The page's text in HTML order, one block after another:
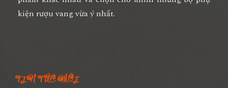
kiện rượu vang vừa ý nhất.
TIN TỨC MỚI